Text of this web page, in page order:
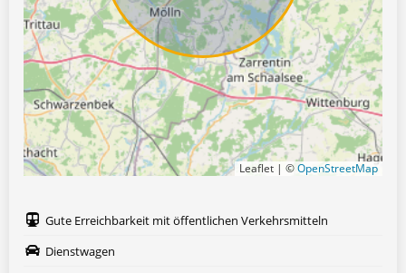
Leaflet | ©OpenStreetMap
Gute Erreichbarkeit mit öffentlichen Verkehrsmitteln
Dienstwagen